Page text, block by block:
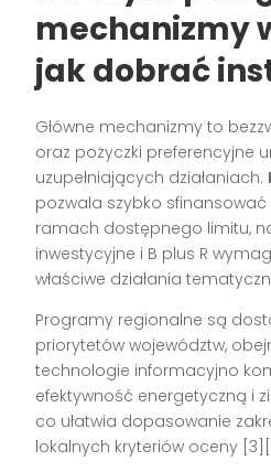
mechanizmy
jak dobrać
Główne mechanizmy to
oraz pożyczki preferencyjne
uzupełniających działaniach.
pozwala szybko
ramach dostępnego limitu,
inwestycyjne i B plus R
właściwe działania
Programy regionalne są
priorytetów województw,
technologie informacyjno
efektywność energetyczną i
co ułatwia dopasowanie
lokalnych kryteriów oceny